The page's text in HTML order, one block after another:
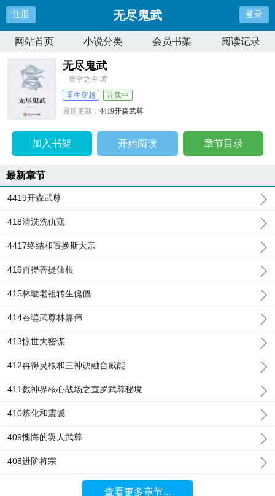
注册 无尽鬼武 登录
网站首页 小说分类 会员书架 阅读记录
无尽鬼武
青空之主 著
重生穿越
连载中
最近更新：4419开森武尊
加入书架 开始阅读 章节目录
最新章节
4419开森武尊
418清洗洗仇寇
4417终结和置换斯大宗
416再得菩提仙根
415林璇老祖转生傀儡
414吞噬武尊林嘉伟
413惊世大密谋
412再得灵根和三神诀融合威能
411戮神界核心战场之宣罗武尊秘境
410炼化和震撼
409懊悔的翼人武尊
408进阶将宗
查看更多章节...